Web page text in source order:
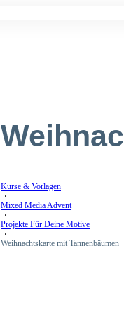
Kurse & Vorlagen
Mixed Media Advent
Projekte Für Deine Motive
Weihnachtskarte mit Tannenbäumen